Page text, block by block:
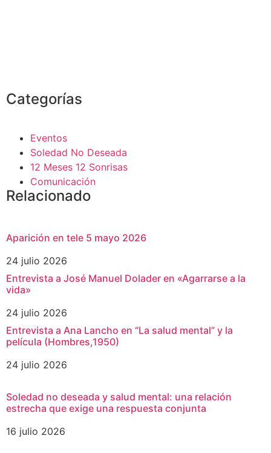
Categorías
Eventos
Soledad No Deseada
12 Meses 12 Sonrisas
Comunicación
Relacionado
Aparición en tele 5 mayo 2026
24 julio 2026
Entrevista a José Manuel Dolader en «Agarrarse a la
vida»
24 julio 2026
Entrevista a Ana Lancho en “La salud mental” y la
película (Hombres,1950)
24 julio 2026
Soledad no deseada y salud mental: una relación
estrecha que exige una respuesta conjunta
16 julio 2026